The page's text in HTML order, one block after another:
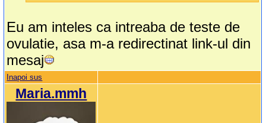
Eu am inteles ca intreaba de teste de
ovulatie, asa m-a redirectinat link-ul din
mesaj
Inapoi sus
Maria.mmh